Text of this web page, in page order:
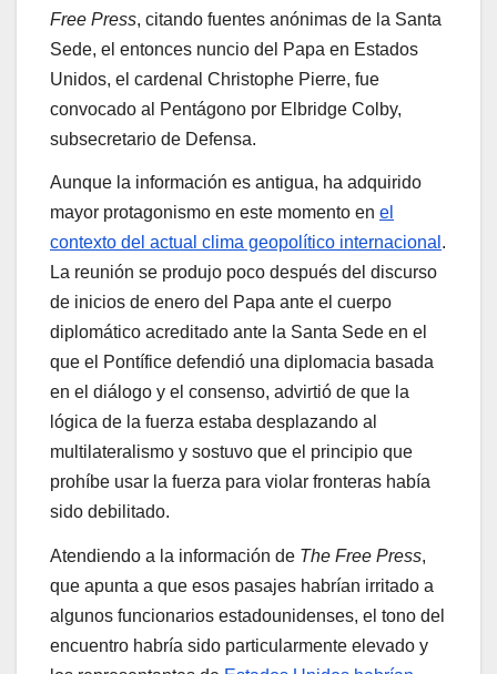
Free Press, citando fuentes anónimas de la Santa
Sede, el entonces nuncio del Papa en Estados
Unidos, el cardenal Christophe Pierre, fue
convocado al Pentágono por Elbridge Colby,
subsecretario de Defensa.
Aunque la información es antigua, ha adquirido
mayor protagonismo en este momento en el
contexto del actual clima geopolítico internacional .
La reunión se produjo poco después del discurso
de inicios de enero del Papa ante el cuerpo
diplomático acreditado ante la Santa Sede en el
que el Pontífice defendió una diplomacia basada
en el diálogo y el consenso, advirtió de que la
lógica de la fuerza estaba desplazando al
multilateralismo y sostuvo que el principio que
prohíbe usar la fuerza para violar fronteras había
sido debilitado.
Atendiendo a la información de The Free Press,
que apunta a que esos pasajes habrían irritado a
algunos funcionarios estadounidenses, el tono del
encuentro habría sido particularmente elevado y